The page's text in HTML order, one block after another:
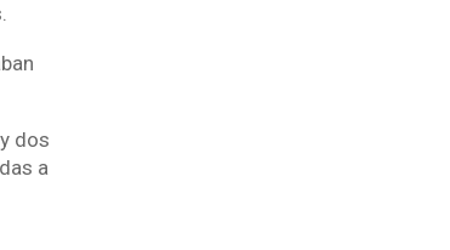
dos
a